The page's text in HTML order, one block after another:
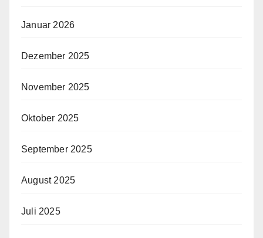
Januar 2026
Dezember 2025
November 2025
Oktober 2025
September 2025
August 2025
Juli 2025